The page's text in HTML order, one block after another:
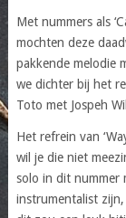
Met nummers als
mochten deze
pakkende melodie
we dichter bij het
Toto met Jospeh
Het refrein van
wil je die niet
solo in dit nummer
instrumentalist